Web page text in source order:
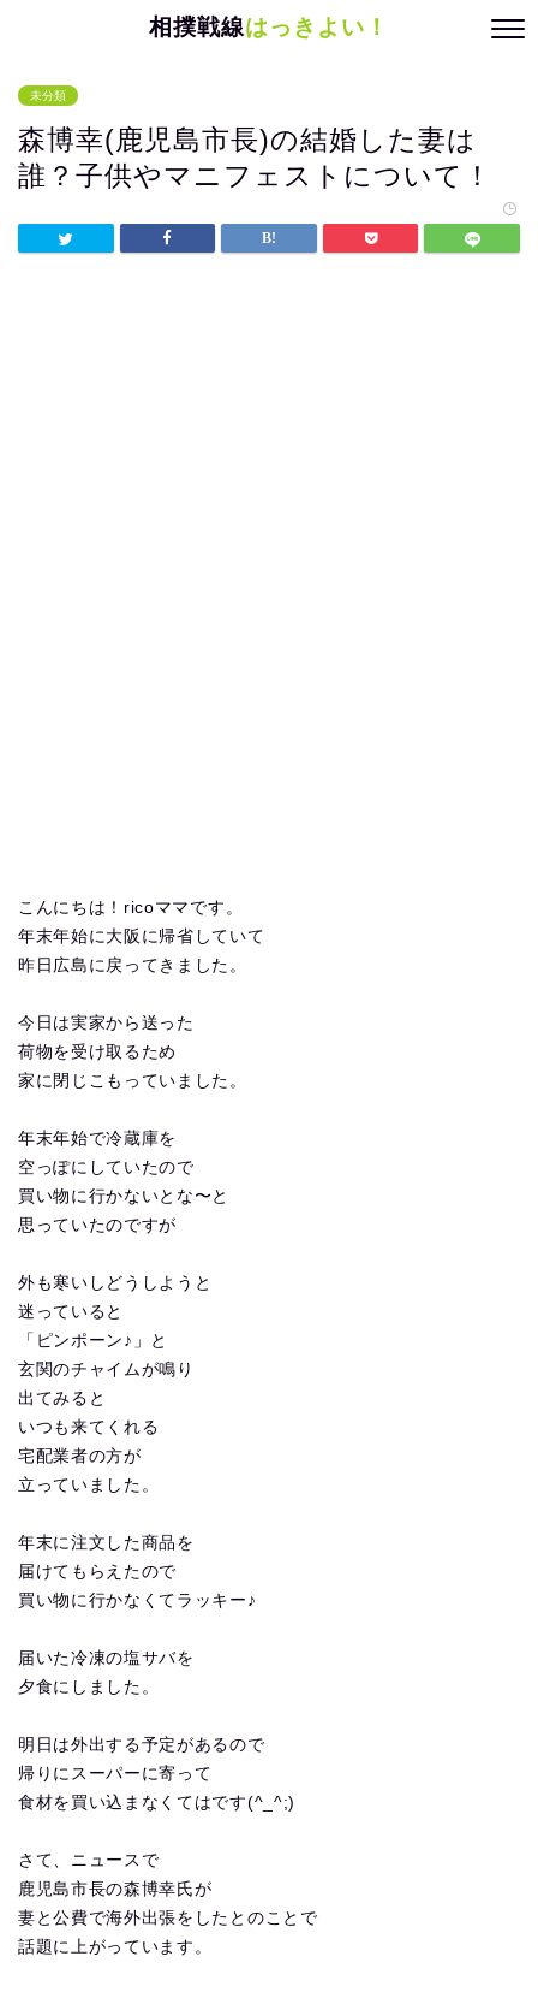
相撲戦線はっきよい！
未分類
森博幸(鹿児島市長)の結婚した妻は
誰？子供やマニフェストについて！
こんにちは！ricoママです。
年末年始に大阪に帰省していて
昨日広島に戻ってきました。
今日は実家から送った
荷物を受け取るため
家に閉じこもっていました。
年末年始で冷蔵庫を
空っぽにしていたので
買い物に行かないとな〜と
思っていたのですが
外も寒いしどうしようと
迷っていると
「ピンポーン♪」と
玄関のチャイムが鳴り
出てみると
いつも来てくれる
宅配業者の方が
立っていました。
年末に注文した商品を
届けてもらえたので
買い物に行かなくてラッキー♪
届いた冷凍の塩サバを
夕食にしました。
明日は外出する予定があるので
帰りにスーパーに寄って
食材を買い込まなくてはです(^_^;)
さて、ニュースで
鹿児島市長の森博幸氏が
妻と公費で海外出張をしたとのことで
話題に上がっています。